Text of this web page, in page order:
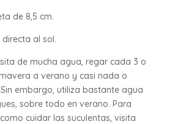
de 8,5 cm.
directa al sol.
de mucha agua, regar cada 3 o
a verano y casi nada o
embargo, utiliza bastante agua
sobre todo en verano. Para
cuidar las suculentas, visita